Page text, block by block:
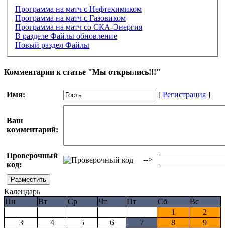
Программа на матч с Нефтехимиком
Программа на матч с Газовиком
Программа на матч со СКА-Энергия
В разделе Файлы обновление
Новый раздел Файлы
Комментарии к статье "Мы открылись!!!"
Имя: [ Регистрация ]
Ваш
комментарий:
Проверочный
код:
-->
Календарь
Пн
Вт Ср Чт Пт Сб
Вс
1
2
3
4 5 6 7 8
9